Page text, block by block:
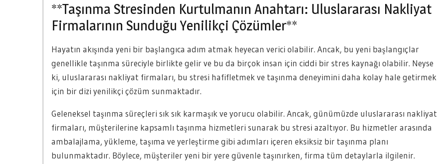
**Taşınma Stresinden Kurtulmanın Anahtarı: Uluslararası Nakliyat
Firmalarının Sunduğu Yenilikçi Çözümler**
Hayatın akışında yeni bir başlangıca adım atmak heyecan verici olabilir. Ancak, bu yeni başlangıçlar
genellikle taşınma süreciyle birlikte gelir ve bu da birçok insan için ciddi bir stres kaynağı olabilir. Neyse
ki, uluslararası nakliyat firmaları, bu stresi hafifletmek ve taşınma deneyimini daha kolay hale getirmek
için bir dizi yenilikçi çözüm sunmaktadır.
Geleneksel taşınma süreçleri sık sık karmaşık ve yorucu olabilir. Ancak, günümüzde uluslararası nakliyat
firmaları, müşterilerine kapsamlı taşınma hizmetleri sunarak bu stresi azaltıyor. Bu hizmetler arasında
ambalajlama, yükleme, taşıma ve yerleştirme gibi adımları içeren eksiksiz bir taşınma planı
bulunmaktadır. Böylece, müşteriler yeni bir yere güvenle taşınırken, firma tüm detaylarla ilgilenir.